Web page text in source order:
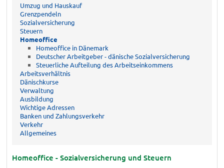
Umzug und Hauskauf
Grenzpendeln
Sozialversicherung
Steuern
Homeoffice
Homeoffice in Dänemark
Deutscher Arbeitgeber - dänische Sozialversicherung
Steuerliche Aufteilung des Arbeitseinkommens
Arbeitsverhältnis
Dänischkurse
Verwaltung
Ausbildung
Wichtige Adressen
Banken und Zahlungsverkehr
Verkehr
Allgemeines
Homeoffice - Sozialversicherung und Steuern